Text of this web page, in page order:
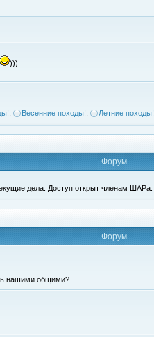
)))
Весенние походы! Летние походы!
Форум
дела. Доступ открыт членам ШАРа.
Форум
нашими общими?